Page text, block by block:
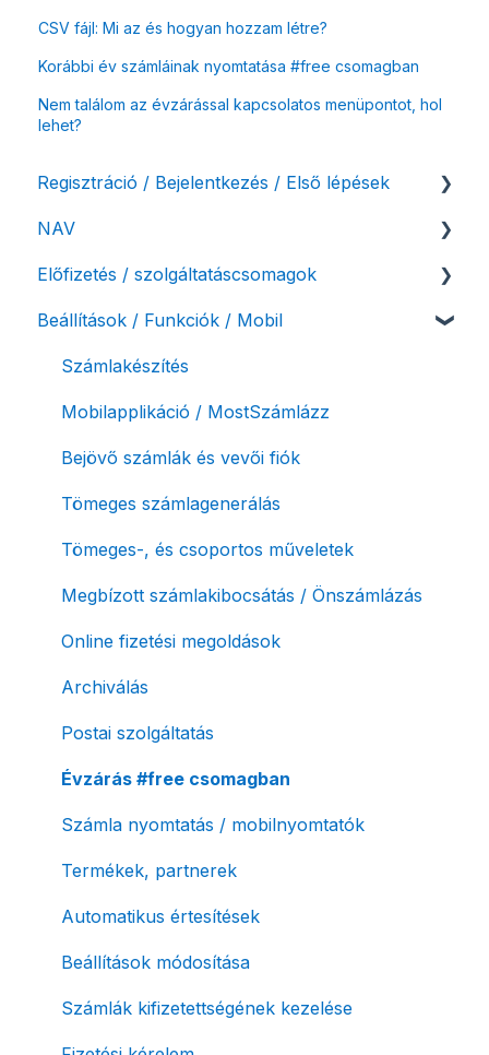
CSV fájl: Mi az és hogyan hozzam létre?
Korábbi év számláinak nyomtatása #free csomagban
Nem találom az évzárással kapcsolatos menüpontot, hol
lehet?
Regisztráció / Bejelentkezés / Első lépések
Felhasználó beállításai
Számlázási fiók kezdő beállításai, első lépések
NAV
NAV online adatszolgáltatás
Adóhatósági ellenőrzés adatszolgáltatás
NAV pénztárgép feladás (PTGSZLAH)
Számlaverzum
Előfizetés / szolgáltatáscsomagok
Szolgáltatáscsomag kiválasztása
Szolgáltatáscsomag módosítása
Fiók / felhasználó törlése
Díjfizetés / díjtartozás / korlátozás
Fizetési módok
Beállítások / Funkciók / Mobil
Számlakészítés
Mobilapplikáció / MostSzámlázz
Bejövő számlák és vevői fiók
Tömeges számlagenerálás
Tömeges-, és csoportos műveletek
Megbízott számlakibocsátás / Önszámlázás
Online fizetési megoldások
Archiválás
Postai szolgáltatás
Évzárás #free csomagban
Számla nyomtatás / mobilnyomtatók
Termékek, partnerek
Automatikus értesítések
Beállítások módosítása
Számlák kifizetettségének kezelése